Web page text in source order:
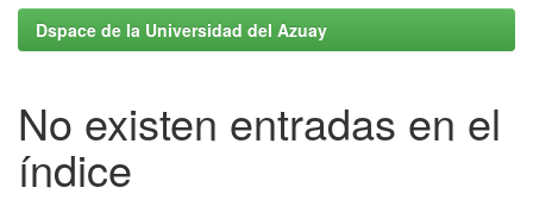
Dspace de la Universidad del Azuay
No existen entradas en el
índice